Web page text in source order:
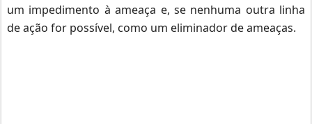
um impedimento à ameaça e, se nenhuma outra linha
de ação for possível, como um eliminador de ameaças.